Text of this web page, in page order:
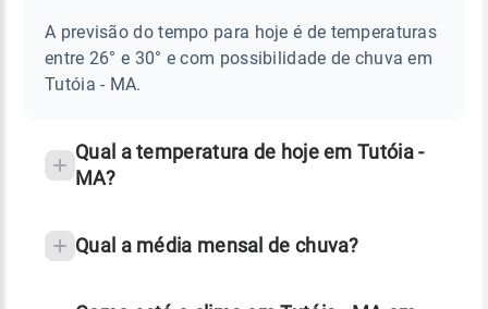
sobre
chuva
A previsão do tempo para hoje é de temperaturas
entre 26° e 30° e com possibilidade de chuva em
Tutóia - MA.
Qual a temperatura de hoje em Tutóia -
MA?
Qual a média mensal de chuva?